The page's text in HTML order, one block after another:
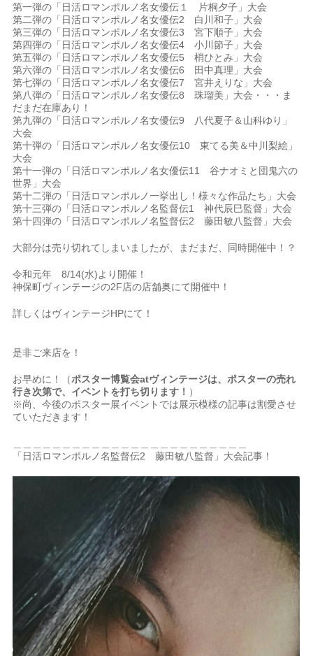
第一弾の「日活ロマンポルノ名女優伝１ 片桐夕子」大会
第二弾の「日活ロマンポルノ名女優伝2 白川和子」大会
第三弾の「日活ロマンポルノ名女優伝3 宮下順子」大会
第四弾の「日活ロマンポルノ名女優伝4 小川節子」大会
第五弾の「日活ロマンポルノ名女優伝5 梢ひとみ」大会
第六弾の「日活ロマンポルノ名女優伝6 田中真理」大会
第七弾の「日活ロマンポルノ名女優伝7 宮井えりな」大会
第八弾の「日活ロマンポルノ名女優伝8 珠瑠美」大会・・・ま
だまだ在庫あり！
第九弾の「日活ロマンポルノ名女優伝9 八代夏子＆山科ゆり」
大会
第十弾の「日活ロマンポルノ名女優伝10 東てる美＆中川梨絵」
大会
第十一弾の「日活ロマンポルノ名女優伝11 谷ナオミと団鬼六の
世界」大会
第十二弾の「日活ロマンポルノ一挙出し！様々な作品たち」大会
第十三弾の「日活ロマンポルノ名監督伝1 神代辰巳監督」大会
第十四弾の「日活ロマンポルノ名監督伝2 藤田敏八監督」大会
大部分は売り切れてしまいましたが、まだまだ、同時開催中！？
令和元年 8/14(水)より開催！
神保町ヴィンテージの2F店の店舗奥にて開催中！
詳しくはヴィンテージHPにて！
是非ご来店を！
お早めに！（ポスター博覧会atヴィンテージは、ポスターの売れ
行き次第で、イベントを打ち切ります！ ）
※尚、今後のポスター展イベントでは展示模様の記事は割愛させ
ていただきます！
「日活ロマンポルノ名監督伝2 藤田敏八監督」大会記事！